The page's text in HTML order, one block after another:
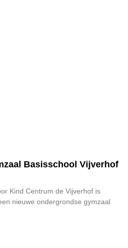
Basisschool Vijverhof
Kind Centrum de Vijverhof is
nieuwe ondergrondse gymzaal